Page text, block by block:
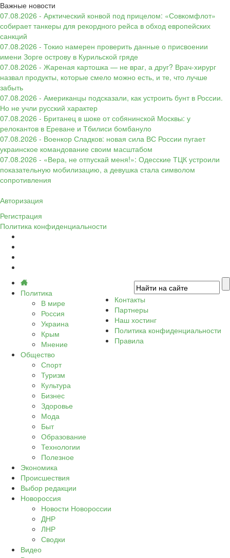
Важные новости
07.08.2026 - Арктический конвой под прицелом: «Совкомфлот»
собирает танкеры для рекордного рейса в обход европейских
санкций
07.08.2026 - Токио намерен проверить данные о присвоении
имени Зорге острову в Курильской гряде
07.08.2026 - Жареная картошка — не враг, а друг? Врач-хирург
назвал продукты, которые смело можно есть, и те, что лучше
забыть
07.08.2026 - Американцы подсказали, как устроить бунт в России.
Но не учли русский характер
07.08.2026 - Британец в шоке от собянинской Москвы: у
релокантов в Ереване и Тбилиси бомбануло
07.08.2026 - Военкор Сладков: новая сила ВС России пугает
украинское командование своим масштабом
07.08.2026 - «Вера, не отпускай меня!»: Одесские ТЦК устроили
показательную мобилизацию, а девушка стала символом
сопротивления
Авторизация
Регистрация
Политика конфиденциальности
Политика
В мире
Россия
Украина
Крым
Мнение
Общество
Спорт
Туризм
Культура
Бизнес
Здоровье
Мода
Быт
Образование
Технологии
Полезное
Экономика
Происшествия
Выбор редакции
Новороссия
Новости Новороссии
ДНР
ЛНР
Сводки
Видео
Контакты
Партнеры
Наш хостинг
Политика конфиденциальности
Правила